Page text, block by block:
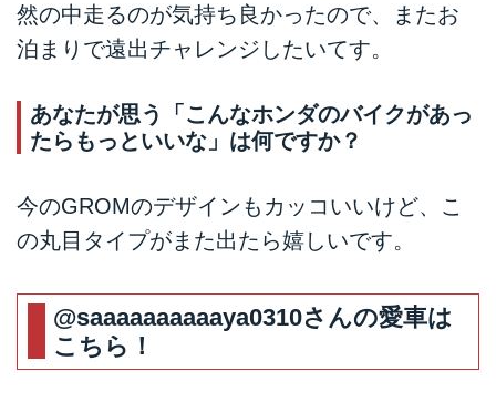
然の中走るのが気持ち良かったので、またお
泊まりで遠出チャレンジしたいてす。
あなたが思う「こんなホンダのバイクがあっ
たらもっといいな」は何ですか？
今のGROMのデザインもカッコいいけど、こ
の丸目タイプがまた出たら嬉しいです。
@saaaaaaaaaaya0310さんの愛車は
こちら！